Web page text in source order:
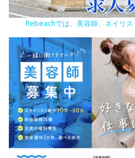
Rebeachでは、美容師、ネイリ